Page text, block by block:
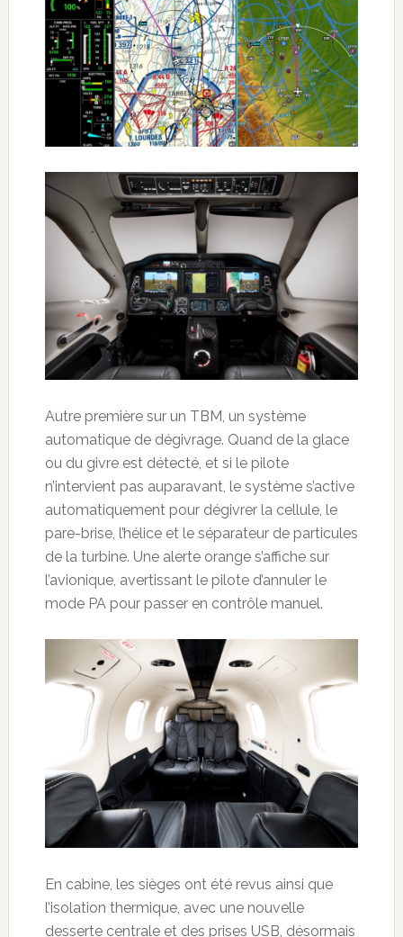
Autre première sur un TBM, un système
automatique de dégivrage. Quand de la glace
ou du givre est détecté, et si le pilote
n’intervient pas auparavant, le système s’active
automatiquement pour dégivrer la cellule, le
pare-brise, l’hélice et le séparateur de particules
de la turbine. Une alerte orange s’affiche sur
l’avionique, avertissant le pilote d’annuler le
mode PA pour passer en contrôle manuel.
En cabine, les sièges ont été revus ainsi que
l’isolation thermique, avec une nouvelle
desserte centrale et des prises USB, désormais